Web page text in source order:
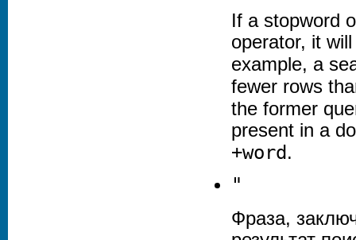
If a stopword
operator, it
example, a
fewer rows
the former
present in a
+word .
"
Фраза,